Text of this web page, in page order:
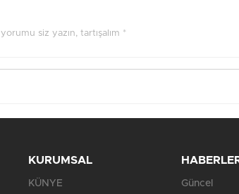
siz yazın, tartışalım *
KURUMSAL
KÜNYE
Güncel